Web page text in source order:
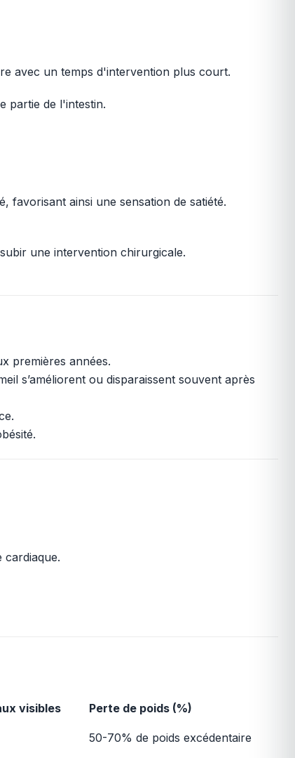
avec un temps d'intervention plus court.
partie de l'intestin.
favorisant ainsi une sensation de satiété.
une intervention chirurgicale.
premières années.
s’améliorent ou disparaissent souvent après
cardiaque.
visibles Perte de poids (%)
50-70% de poids excédentaire